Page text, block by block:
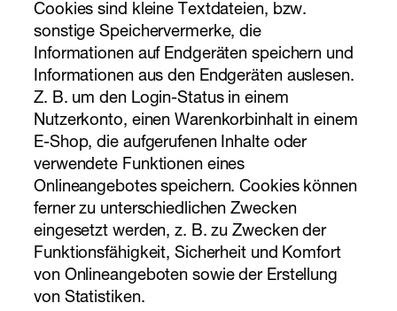
Cookies sind kleine Textdateien, bzw.
sonstige Speichervermerke, die
Informationen auf Endgeräten speichern und
Informationen aus den Endgeräten auslesen.
Z. B. um den Login-Status in einem
Nutzerkonto, einen Warenkorbinhalt in einem
E-Shop, die aufgerufenen Inhalte oder
verwendete Funktionen eines
Onlineangebotes speichern. Cookies können
ferner zu unterschiedlichen Zwecken
eingesetzt werden, z. B. zu Zwecken der
Funktionsfähigkeit, Sicherheit und Komfort
von Onlineangeboten sowie der Erstellung
von Statistiken.